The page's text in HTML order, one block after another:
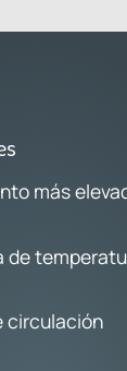
más
de
circulación